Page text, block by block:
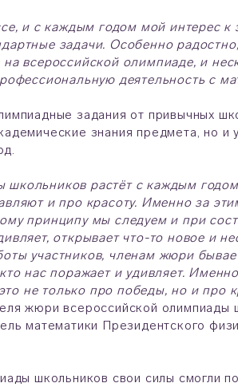
и с каждым годом мой интерес к
задачи. Особенно
всероссийской олимпиаде, и
деятельность с
задания от привычных
знания предмета, но и
растёт с каждым
и про красоту. Именно за
принципу мы следуем и при
открывает что-то новое и
участников, членам жюри
нас поражает и удивляет.
не только про победы, но и про
жюри всероссийской олимпиады
математики Президентского
школьников свои силы смогли